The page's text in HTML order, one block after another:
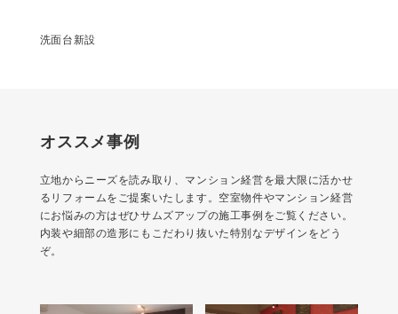
洗面台新設
オススメ事例
立地からニーズを読み取り、マンション経営を最大限に活かせ
るリフォームをご提案いたします。空室物件やマンション経営
にお悩みの方はぜひサムズアップの施工事例をご覧ください。
内装や細部の造形にもこだわり抜いた特別なデザインをどう
ぞ。